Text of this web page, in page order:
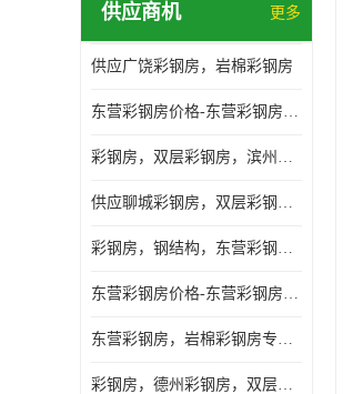
供应商机 更多
供应广饶彩钢房，岩棉彩钢房
东营彩钢房价格-东营彩钢房厂家-东营防火彩钢房
彩钢房，双层彩钢房，滨州彩钢房，雅致房，轻钢结构
供应聊城彩钢房，双层彩钢房，岩棉彩钢房，彩钢快装房
彩钢房，钢结构，东营彩钢房，双层彩钢房，施工围挡
东营彩钢房价格-东营彩钢房批发
东营彩钢房，岩棉彩钢房专业制作安装
彩钢房，德州彩钢房，双层彩钢房，岩棉彩钢房供应商